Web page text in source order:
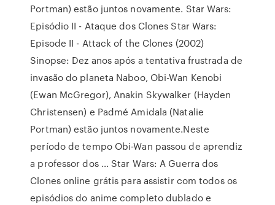
Portman) estão juntos novamente. Star Wars:
Episódio II - Ataque dos Clones Star Wars:
Episode II - Attack of the Clones (2002)
Sinopse: Dez anos após a tentativa frustrada de
invasão do planeta Naboo, Obi-Wan Kenobi
(Ewan McGregor), Anakin Skywalker (Hayden
Christensen) e Padmé Amidala (Natalie
Portman) estão juntos novamente.Neste
período de tempo Obi-Wan passou de aprendiz
a professor dos … Star Wars: A Guerra dos
Clones online grátis para assistir com todos os
episódios do anime completo dublado e